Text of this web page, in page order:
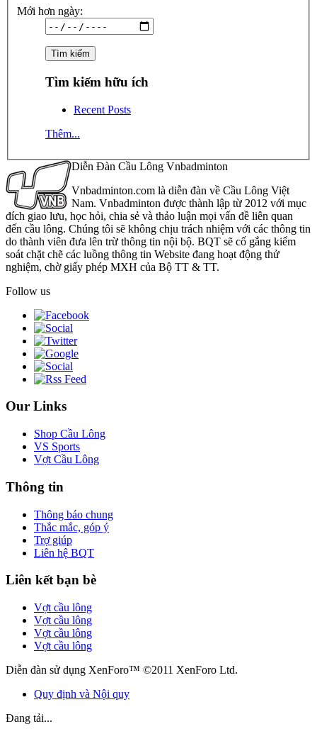
Mới hơn ngày:
Tìm kiếm hữu ích
Recent Posts
Thêm...
Diễn Đàn Cầu Lông Vnbadminton
Vnbadminton.com là diễn đàn về Cầu Lông Việt
Nam. Vnbadminton được thành lập từ 2012 với mục
đích giao lưu, học hỏi, chia sẻ và thảo luận mọi vấn đề liên quan
đến cầu lông. Chúng tôi sẽ không chịu trách nhiệm với các thông tin
do thành viên đưa lên trừ thông tin nội bộ. BQT sẽ cố gắng kiểm
soát chặt chẽ các luồng thông tin Website đang hoạt động thử
nghiệm, chờ giấy phép MXH của Bộ TT & TT.
Follow us
Our Links
Shop Cầu Lông
VS Sports
Vợt Cầu Lông
Thông tin
Thông báo chung
Thắc mắc, góp ý
Trợ giúp
Liên hệ BQT
Liên kết bạn bè
Vợt cầu lông
Vợt cầu lông
Vợt cầu lông
Vợt cầu lông
Diễn đàn sử dụng XenForo™ ©2011 XenForo Ltd.
Quy định và Nội quy
Đang tải...